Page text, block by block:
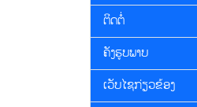
ຕິດຕໍ່
ຄັງຮູບພາບ
ເວັບໄຊກ່ຽວຂ້ອງ